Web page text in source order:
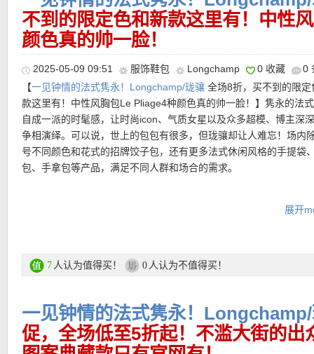
【Longchamp 印花斜挎包 2色可选，折后仅199欧！原价290欧
适合日常出行的斜挎设计，再配上撞色印花，让整体多了一点艺术
气息。毛毡材质和真皮拼接，轻盈却有质感。皮革手柄保留了 Le
经典识别度，可拆卸、可调节肩带则让它从手提到斜挎自由切换：
街、旅行都能轻松背。
【Longchamp Le Pliage Green Pomegranate新款双肩包 折上
抹亮丽风景。耐用合成材质外层搭配皮革细节，兼顾轻盈与精致。
灰色合成材料，坚韧耐用。单一主隔层搭配小内袋，随身物品井然
你在城市里自由穿梭，同时保持干练与时尚感。
雅的版型，细看两枚扣子像大大的眼睛好可爱！轻巧且多彩的Très
款，方便随身携带，轻松搭配各种造型。极具人文气质的书卷感包
产品直达链接点此
Longchamp/珑骧 热门单品
【Longchamp/珑骧 XS Le Pliage Xtra饭盒包 特价仅224欧，原
欧！】乍看有点像H家那款很火的小马饭盒包，但是版型上跟古董
松弛感，招牌马头压纹加金属按扣，整体更简洁更现代，一拎上那
的节奏感超适合咖啡约会或假日出行。体积虽小，但足够装下日常
斜挎、手提、搭大衣也很加分。
不到的限定色和新款这里有！中性
颜色真的帅一脸！
2025-05-09 09:51 服饰鞋包 Longchamp 0 收藏
0
【一见钟情的法式隽永！Longchamp/珑骧 全场8折，买不到的限定
款这里有！中性风胸包Le Pliage4种颜色真的帅一脸！】隽永的法
自成一派的时髦感，让时尚icon、气质女星以及众多超模、博主深
争相演绎。可以说，世上的包包有很多，但珑骧却让人难忘！场内
号不同颜色和花式的招牌饺子包，还有更多法式休闲风格的手提袋
包、手拿包等产品，满足不同人群和场合的需求。
———–热门单品推荐———–
展开
7 人认为值得买！ 0 人认为不值得买！
一见钟情的法式隽永！
促，全场低至5折起！不滥大街的出